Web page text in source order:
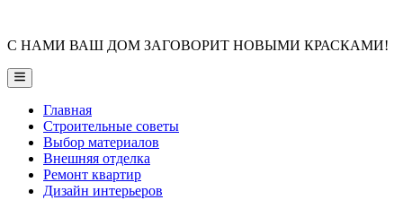
content
С НАМИ ВАШ ДОМ ЗАГОВОРИТ НОВЫМИ КРАСКАМИ!
Main
Menu
Главная
Строительные советы
Выбор материалов
Внешняя отделка
Ремонт квартир
Дизайн интерьеров